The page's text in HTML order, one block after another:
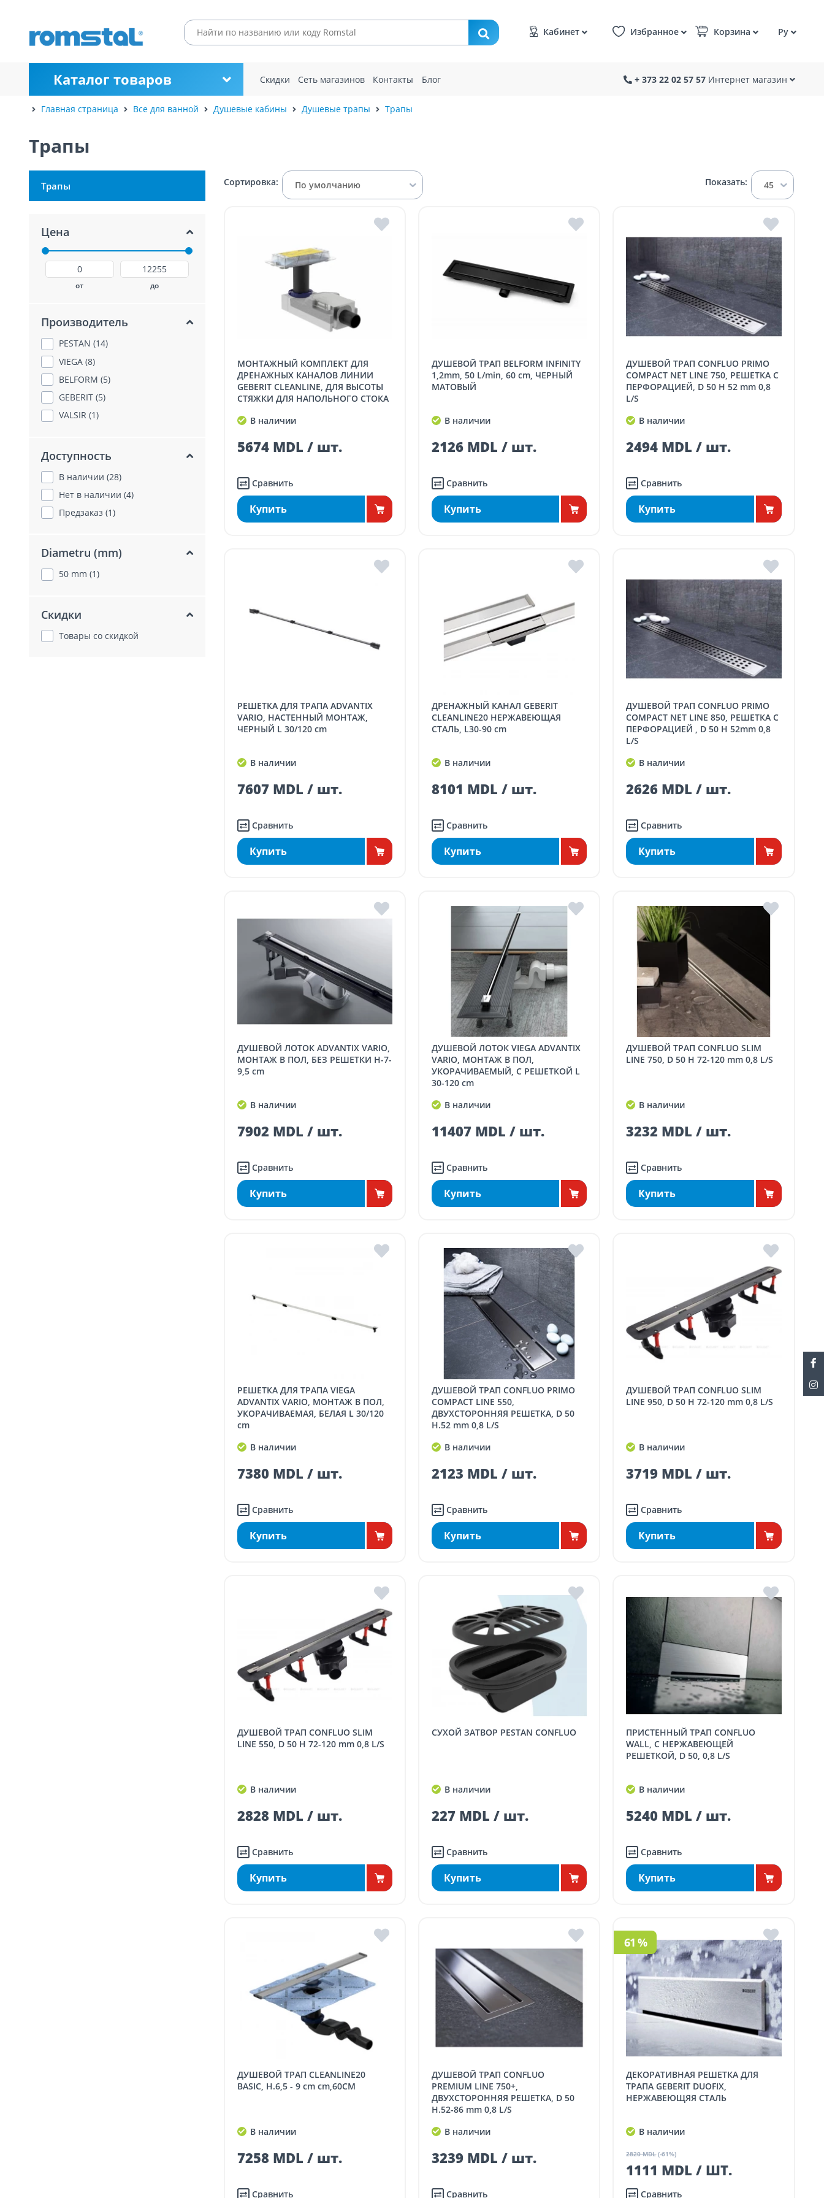
Кабинет Избранное Корзина Ру
Каталог товаров Скидки Сеть магазинов Контакты Блог + 373 22 02 57 57 Интернет магазин
Главная страница Все для ванной Душевые кабины Душевые трапы Трапы
Трапы
Трапы
Цена
от до
Производитель
PESTAN (14)
VIEGA (8)
BELFORM (5)
GEBERIT (5)
VALSIR (1)
Доступность
В наличии (28)
Нет в наличии (4)
Предзаказ (1)
Diametru (mm)
50 mm (1)
Скидки
Товары со скидкой
Сортировка: По умолчанию Показать: 45
МОНТАЖНЫЙ КОМПЛЕКТ ДЛЯ
ДРЕНАЖНЫХ КАНАЛОВ ЛИНИИ
GEBERIT CLEANLINE, ДЛЯ ВЫСОТЫ
СТЯЖКИ ДЛЯ НАПОЛЬНОГО СТОКА
В наличии
5674 MDL / шт.
Сравнить
Купить
ДУШЕВОЙ ТРАП BELFORM INFINITY
1,2mm, 50 L/min, 60 cm, ЧЕРНЫЙ
МАТОВЫЙ
В наличии
2126 MDL / шт.
Сравнить
Купить
ДУШЕВОЙ ТРАП CONFLUO PRIMO
COMPACT NET LINE 750, РЕШЕТКА С
ПЕРФОРАЦИЕЙ, D 50 H 52 mm 0,8
L/S
В наличии
2494 MDL / шт.
Сравнить
Купить
РЕШЕТКА ДЛЯ ТРАПА ADVANTIX
VARIO, НАСТЕННЫЙ МОНТАЖ,
ЧЕРНЫЙ L 30/120 cm
В наличии
7607 MDL / шт.
Сравнить
Купить
ДРЕНАЖНЫЙ КАНАЛ GEBERIT
CLEANLINE20 НЕРЖАВЕЮЩАЯ
СТАЛЬ, L30-90 cm
В наличии
8101 MDL / шт.
Сравнить
Купить
ДУШЕВОЙ ТРАП CONFLUO PRIMO
COMPACT NET LINE 850, РЕШЕТКА С
ПЕРФОРАЦИЕЙ , D 50 H 52mm 0,8
L/S
В наличии
2626 MDL / шт.
Сравнить
Купить
ДУШЕВОЙ ЛОТОК ADVANTIX VARIO,
МОНТАЖ В ПОЛ, БЕЗ РЕШЕТКИ H-7-
9,5 cm
В наличии
7902 MDL / шт.
Сравнить
Купить
ДУШЕВОЙ ЛОТОК VIEGA ADVANTIX
VARIO, МОНТАЖ В ПОЛ,
УКОРАЧИВАЕМЫЙ, C РЕШЕТКОЙ L
30-120 cm
В наличии
11407 MDL / шт.
Сравнить
Купить
ДУШЕВОЙ ТРАП CONFLUO SLIM
LINE 750, D 50 H 72-120 mm 0,8 L/S
В наличии
3232 MDL / шт.
Сравнить
Купить
РЕШЕТКА ДЛЯ ТРАПА VIEGA
ADVANTIX VARIO, МОНТАЖ В ПОЛ,
УКОРАЧИВАЕМАЯ, БЕЛАЯ L 30/120
cm
В наличии
7380 MDL / шт.
Сравнить
Купить
ДУШЕВОЙ ТРАП CONFLUO PRIMO
COMPACT LINE 550,
ДВУХСТОРОННЯЯ РЕШЕТКА, D 50
H.52 mm 0,8 L/S
В наличии
2123 MDL / шт.
Сравнить
Купить
ДУШЕВОЙ ТРАП CONFLUO SLIM
LINE 950, D 50 H 72-120 mm 0,8 L/S
В наличии
3719 MDL / шт.
Сравнить
Купить
ДУШЕВОЙ ТРАП CONFLUO SLIM
LINE 550, D 50 H 72-120 mm 0,8 L/S
В наличии
2828 MDL / шт.
Сравнить
Купить
СУХОЙ ЗАТВОР PESTAN CONFLUO
В наличии
227 MDL / шт.
Сравнить
Купить
ПРИСТЕННЫЙ ТРАП CONFLUO
WALL, С НЕРЖАВЕЮЩЕЙ
РЕШЕТКОЙ, D 50, 0,8 L/S
В наличии
5240 MDL / шт.
Сравнить
Купить
ДУШЕВОЙ ТРАП CLEANLINE20
BASIC, H.6,5 - 9 cm cm,60CM
В наличии
7258 MDL / шт.
Сравнить
ДУШЕВОЙ ТРАП CONFLUO
PREMIUM LINE 750+,
ДВУХСТОРОННЯЯ РЕШЕТКА, D 50
H.52-86 mm 0,8 L/S
В наличии
3239 MDL / шт.
Сравнить
ДЕКОРАТИВНАЯ РЕШЕТКА ДЛЯ
ТРАПА GEBERIT DUOFIX,
НЕРЖАВЕЮЩЯЯ СТАЛЬ
В наличии
2820 MDL(-61%)
1111 MDL / ШТ.
61 %
Сравнить